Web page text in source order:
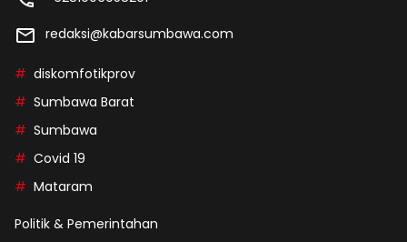
redaksi@kabarsumbawa.com
diskomfotikprov
Sumbawa Barat
Sumbawa
Covid 19
Mataram
Politik & Pemerintahan